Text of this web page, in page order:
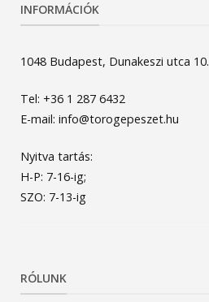
INFORMÁCIÓK
1048 Budapest, Dunakeszi utca 10.
Tel: +36 1 287 6432
E-mail: info@torogepeszet.hu
Nyitva tartás:
H-P: 7-16-ig;
SZO: 7-13-ig
RÓLUNK